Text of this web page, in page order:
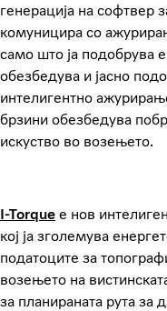
генерација на софтвер
комуницира со
само што ја подобрува
обезбедува и јасно
интелигентно
брзини обезбедува
искуство во возењето.
I-Torque е нов
кој ја зголемува
податоците за
возењето на
за планираната рута за